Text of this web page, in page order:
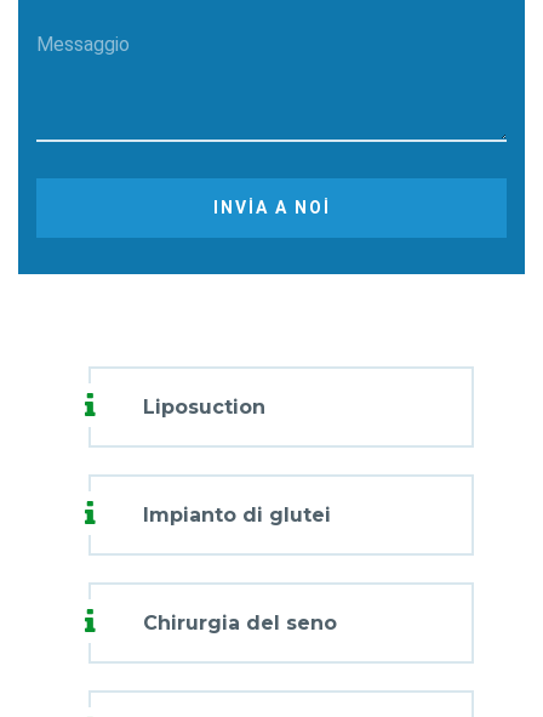
Messaggio
INVIA A NOI
Liposuction
Impianto di glutei
Chirurgia del seno